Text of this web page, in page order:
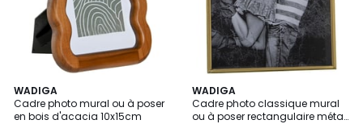
WADIGA
Cadre photo mural ou à poser
en bois d'acacia 10x15cm
WADIGA
Cadre photo classique mural
ou à poser rectangulaire métal